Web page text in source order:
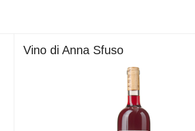
Vino di Anna Sfuso